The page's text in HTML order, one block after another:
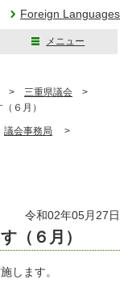
Foreign Languages
メニュー
> 三重県議会 >
６月）
議会事務局 >
令和02年05月27日
（６月）
します。